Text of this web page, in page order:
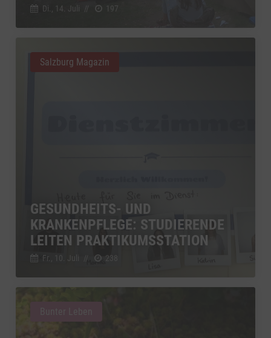
Di., 14. Juli // 197
GESUNDHEITS- UND
KRANKENPFLEGE: STUDIERENDE
LEITEN PRAKTIKUMSSTATION
Fr., 10. Juli // 238
Salzburg Magazin